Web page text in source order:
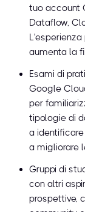
tuo account
Dataflow,
aumenta la
Esami di
Google
per
tipologie di
a
a migliorare
Gruppi di
con altri
prospettive,